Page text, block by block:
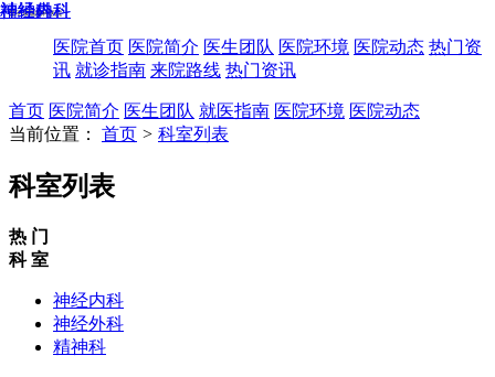
昆明康瑞脑科医院
医院首页 医院简介 医生团队 医院环境 医院动态 热门资
讯 就诊指南 来院路线 热门资讯
首页 医院简介 医生团队 就医指南 医院环境 医院动态
当前位置： 首页 > 科室列表
科室列表
热 门
科 室
神经内科
神经外科
精神科
神经内科
神经外科
精神科